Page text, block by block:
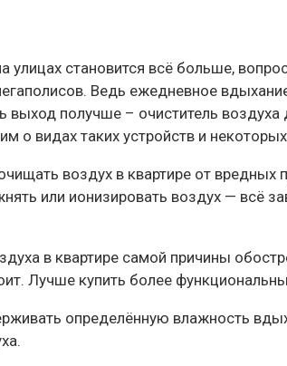
становится всё больше,
Ведь ежедневное
получше – очиститель
таких устройств и некоторых
воздух в квартире от
или ионизировать воздух — всё
в квартире самой причины
Лучше купить более
определённую влажность